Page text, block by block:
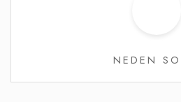
NEDEN